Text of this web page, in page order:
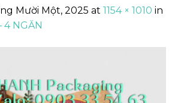
Mười Một, 2025 at 1154 × 1010 in
4 NGĂN